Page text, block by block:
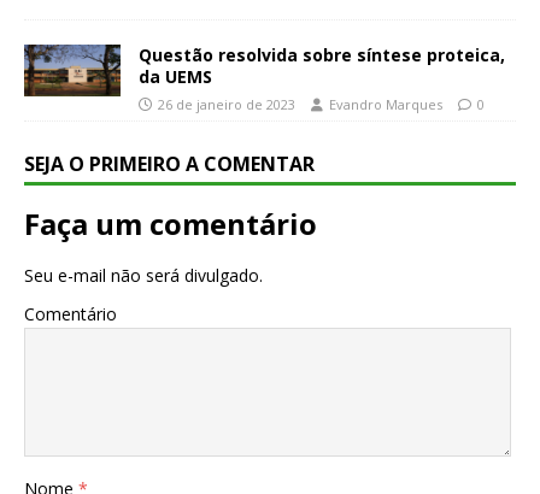
Questão resolvida sobre síntese proteica,
da UEMS
26 de janeiro de 2023 Evandro Marques 0
SEJA O PRIMEIRO A COMENTAR
Faça um comentário
Seu e-mail não será divulgado.
Comentário
Nome *